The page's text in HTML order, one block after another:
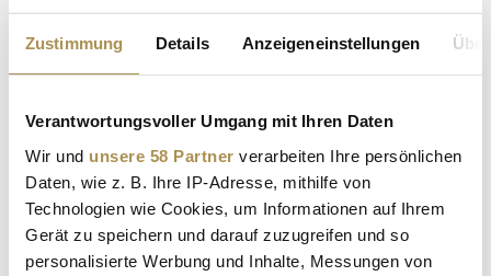
Zustimmung Details Anzeigeneinstellungen
Verantwortungsvoller Umgang mit Ihren Daten
Wir und unsere 58 Partner verarbeiten Ihre persönlichen
Daten, wie z. B. Ihre IP-Adresse, mithilfe von
Technologien wie Cookies, um Informationen auf Ihrem
Gerät zu speichern und darauf zuzugreifen und so
personalisierte Werbung und Inhalte, Messungen von